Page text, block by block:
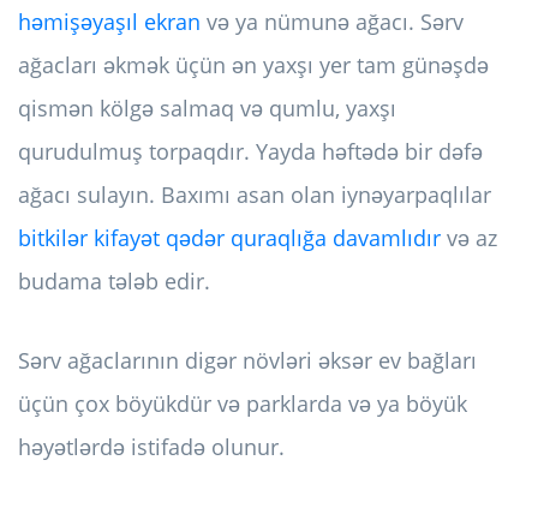
həmişəyaşıl ekran və ya nümunə ağacı. Sərv
ağacları əkmək üçün ən yaxşı yer tam günəşdə
qismən kölgə salmaq və qumlu, yaxşı
qurudulmuş torpaqdır. Yayda həftədə bir dəfə
ağacı sulayın. Baxımı asan olan iynəyarpaqlılar
bitkilər kifayət qədər quraqlığa davamlıdır və az
budama tələb edir.
Sərv ağaclarının digər növləri əksər ev bağları
üçün çox böyükdür və parklarda və ya böyük
həyətlərdə istifadə olunur.